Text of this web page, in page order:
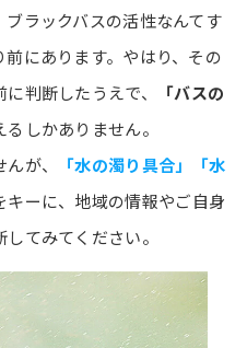
ラックバスの活性なんてす
にあります。やはり、その
判断したうえで、
「バスの
しかありません。
が、
「水の濁り具合」「水
キーに、地域の情報やご自身
てみてください。